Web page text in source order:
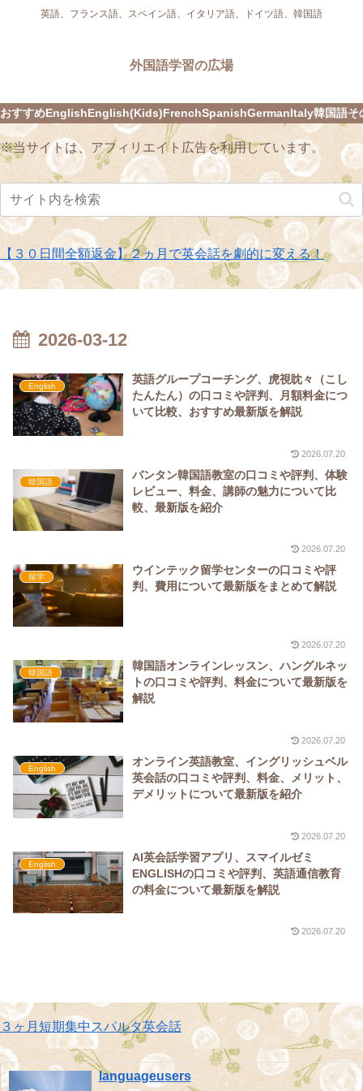
英語、フランス語、スペイン語、イタリア語、ドイツ語、韓国語
外国語学習の広場
おすすめEnglishEnglish(Kids)FrenchSpanishGermanItaly韓国語そ
※当サイトは、アフィリエイト広告を利用しています。
【３０日間全額返金】２ヵ月で英会話を劇的に変える！
2026-03-12
English
英語グループコーチング、虎視眈々（こし
たんたん）の口コミや評判、月額料金につ
いて比較、おすすめ最新版を解説
2026.07.20
韓国語
バンタン韓国語教室の口コミや評判、体験
レビュー、料金、講師の魅力について比
較、最新版を紹介
2026.07.20
留学
ウインテック留学センターの口コミや評
判、費用について最新版をまとめて解説
2026.07.20
韓国語
韓国語オンラインレッスン、ハングルネッ
トの口コミや評判、料金について最新版を
解説
2026.07.20
English
オンライン英語教室、イングリッシュベル
英会話の口コミや評判、料金、メリット、
デメリットについて最新版を紹介
2026.07.20
English
AI英会話学習アプリ、スマイルゼミ
ENGLISHの口コミや評判、英語通信教育
の料金について最新版を解説
2026.07.20
３ヶ月短期集中スパルタ英会話
languageusers